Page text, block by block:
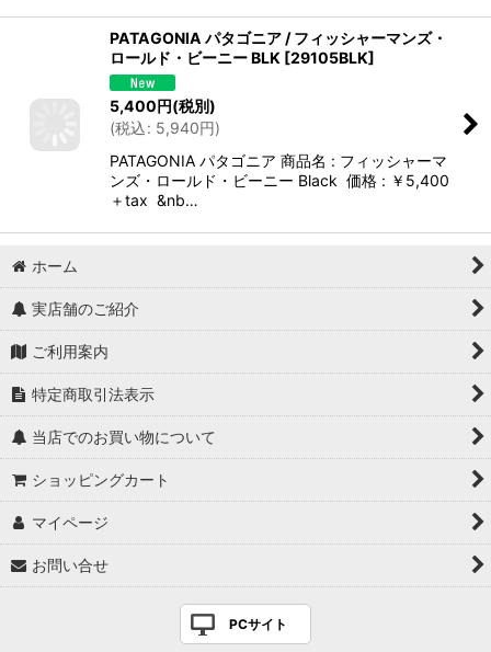
PATAGONIA パタゴニア / フィッシャーマンズ・
ロールド・ビーニー BLK [29105BLK]
5,400円(税別)
(税込: 5,940円)
PATAGONIA パタゴニア 商品名 : フィッシャーマ
ンズ・ロールド・ビーニー Black 価格 : ￥5,400
＋tax &nb…
ホーム
実店舗のご紹介
ご利用案内
特定商取引法表示
当店でのお買い物について
ショッピングカート
マイページ
お問い合せ
PCサイト